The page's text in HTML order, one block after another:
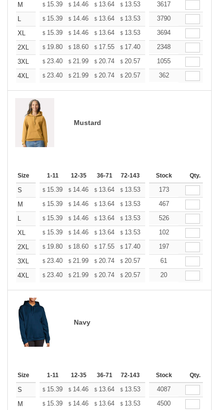
M
$ 15.39 $ 14.46 $ 13.64 $ 13.53 13.29
3617
L
$ 15.39 $ 14.46 $ 13.64 $ 13.53 13.29
3790
XL
$ 15.39 $ 14.46 $ 13.64 $ 13.53 13.29
3694
2XL
$ 19.80 $ 18.60 $ 17.55 $ 17.40 17.10
2348
3XL
$ 23.40 $ 21.99 $ 20.74 $ 20.57 20.21
1055
4XL
$ 23.40 $ 21.99 $ 20.74 $ 20.57 20.21
362
Mustard
Size 1-11 12-35 36-71 72-143 144-287 288 + More
Stock Qty.
S $ 15.39 $ 14.46 $ 13.64 $ 13.53 13.29
173
M
$ 15.39 $ 14.46 $ 13.64 $ 13.53 13.29
467
L
$ 15.39 $ 14.46 $ 13.64 $ 13.53 13.29
526
XL
$ 15.39 $ 14.46 $ 13.64 $ 13.53 13.29
102
2XL
$ 19.80 $ 18.60 $ 17.55 $ 17.40 17.10
197
3XL
$ 23.40 $ 21.99 $ 20.74 $ 20.57 20.21
61
4XL
$ 23.40 $ 21.99 $ 20.74 $ 20.57 20.21
20
Navy
Size 1-11 12-35 36-71 72-143 144-287 288 + More
Stock Qty.
S $ 15.39 $ 14.46 $ 13.64 $ 13.53 13.29
4087
M
$ 15.39 $ 14.46 $ 13.64 $ 13.53 13.29
4500